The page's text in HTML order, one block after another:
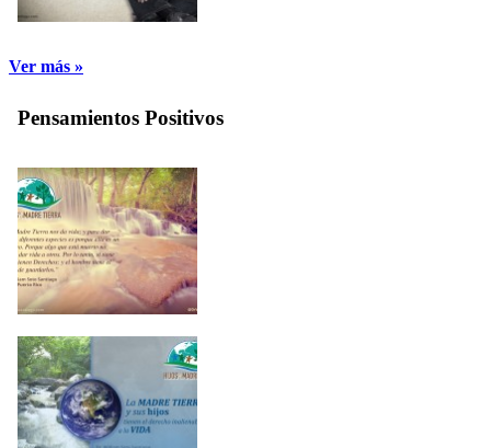
Ver más »
Pensamientos Positivos